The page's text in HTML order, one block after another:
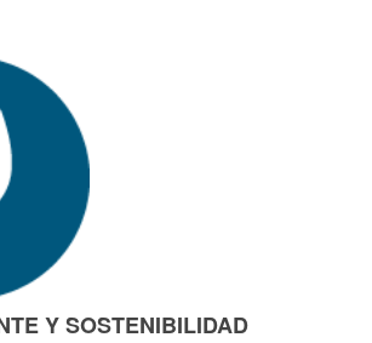
Y SOSTENIBILIDAD